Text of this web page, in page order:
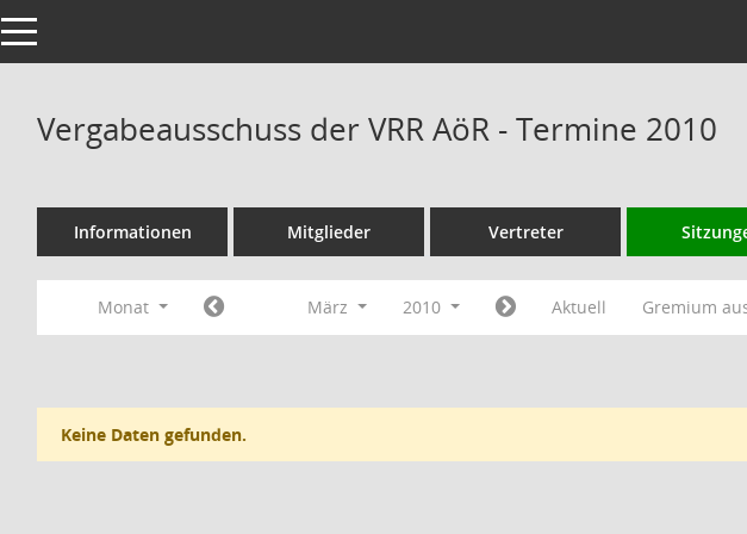
Toggle navigation
Vergabeausschuss der VRR AöR - Termine 2010
Informationen Mitglieder Vertreter
Monat März 2010 Aktuell Gremium
Keine Daten gefunden.